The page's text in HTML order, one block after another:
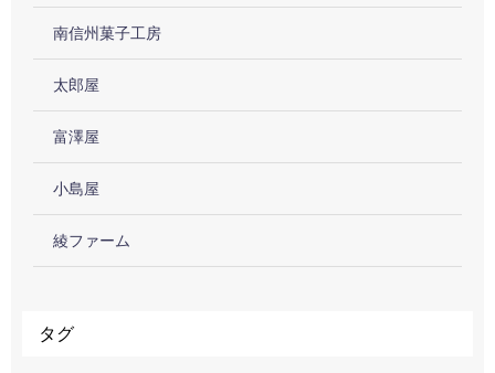
南信州菓子工房
太郎屋
富澤屋
小島屋
綾ファーム
タグ